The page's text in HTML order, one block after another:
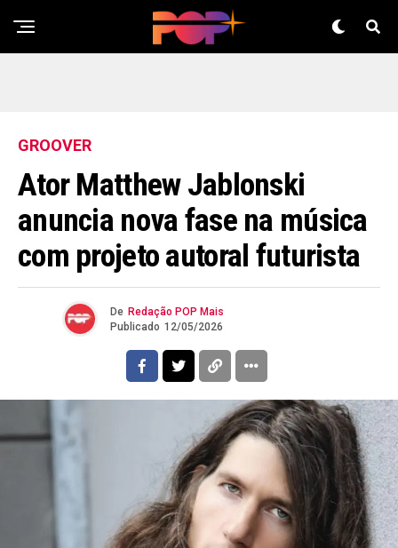
GROOVER
Ator Matthew Jablonski
anuncia nova fase na música
com projeto autoral futurista
De Redação POP Mais
Publicado 12/05/2026